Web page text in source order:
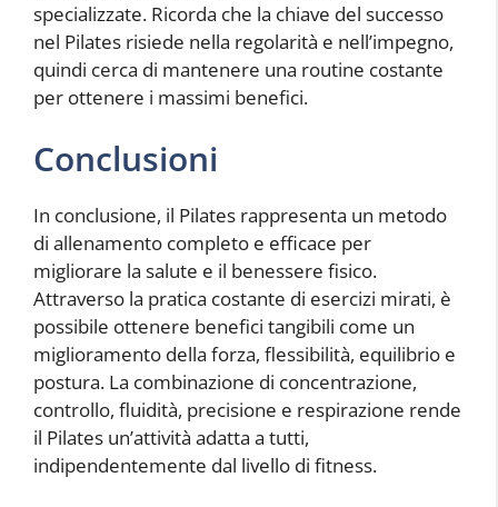
specializzate. Ricorda che la chiave del successo
nel Pilates risiede nella regolarità e nell’impegno,
quindi cerca di mantenere una routine costante
per ottenere i massimi benefici.
Conclusioni
In conclusione, il Pilates rappresenta un metodo
di allenamento completo e efficace per
migliorare la salute e il benessere fisico.
Attraverso la pratica costante di esercizi mirati, è
possibile ottenere benefici tangibili come un
miglioramento della forza, flessibilità, equilibrio e
postura. La combinazione di concentrazione,
controllo, fluidità, precisione e respirazione rende
il Pilates un’attività adatta a tutti,
indipendentemente dal livello di fitness.